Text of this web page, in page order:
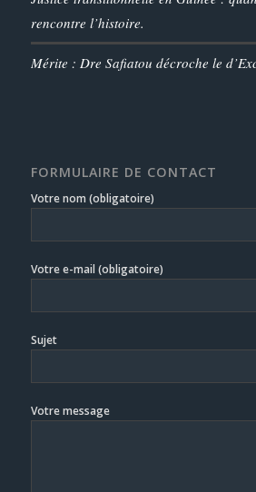
rencontre l’histoire.
Mérite : Dre Safiatou décroche le
FORMULAIRE DE CONTACT
Votre nom (obligatoire)
Votre e-mail (obligatoire)
Sujet
Votre message